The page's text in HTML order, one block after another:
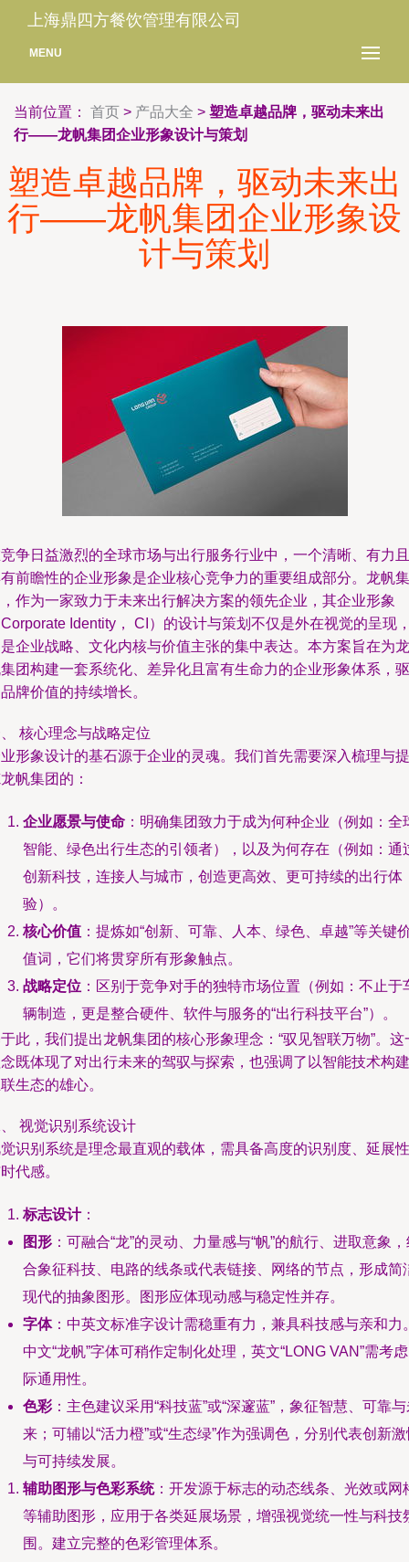
上海鼎四方餐饮管理有限公司
MENU
当前位置： 首页 > 产品大全 > 塑造卓越品牌，驱动未来出
行——龙帆集团企业形象设计与策划
塑造卓越品牌，驱动未来出
行——龙帆集团企业形象设
计与策划
争日益激烈的全球市场与出行服务行业中，一个清晰、有力且
前瞻性的企业形象是企业核心竞争力的重要组成部分。龙帆集
作为一家致力于未来出行解决方案的领先企业，其企业形象
Identity， CI）的设计与策划不仅是外在视觉的呈现
企业战略、文化内核与价值主张的集中表达。本方案旨在为龙
团构建一套系统化、差异化且富有生命力的企业形象体系，驱
牌价值的持续增长。
核心理念与战略定位
形象设计的基石源于企业的灵魂。我们首先需要深入梳理与提
帆集团的：
企业愿景与使命 ：明确集团致力于成为何种企业（例如：全
智能、绿色出行生态的引领者），以及为何存在（例如：通
创新科技，连接人与城市，创造更高效、更可持续的出行体
验）。
核心价值 ：提炼如“创新、可靠、人本、绿色、卓越”等关键
值词，它们将贯穿所有形象触点。
战略定位 ：区别于竞争对手的独特市场位置（例如：不止于
辆制造，更是整合硬件、软件与服务的“出行科技平台”）。
此，我们提出龙帆集团的核心形象理念：“驭见智联万物”。这
既体现了对出行未来的驾驭与探索，也强调了以智能技术构建
生态的雄心。
视觉识别系统设计
识别系统是理念最直观的载体，需具备高度的识别度、延展性
代感。
标志设计：
图形 ：可融合“龙”的灵动、力量感与“帆”的航行、进取意象
合象征科技、电路的线条或代表链接、网络的节点，形成简
现代的抽象图形。图形应体现动感与稳定性并存。
字体：中英文标准字设计需稳重有力，兼具科技感与亲和力
中文“龙帆”字体可稍作定制化处理，英文“LONG VAN”需考
际通用性。
色彩：主色建议采用“科技蓝”或“深邃蓝”，象征智慧、可靠
来；可辅以“活力橙”或“生态绿”作为强调色，分别代表创新
与可持续发展。
辅助图形与色彩系统：开发源于标志的动态线条、光效或网
等辅助图形，应用于各类延展场景，增强视觉统一性与科技
围。建立完整的色彩管理体系。